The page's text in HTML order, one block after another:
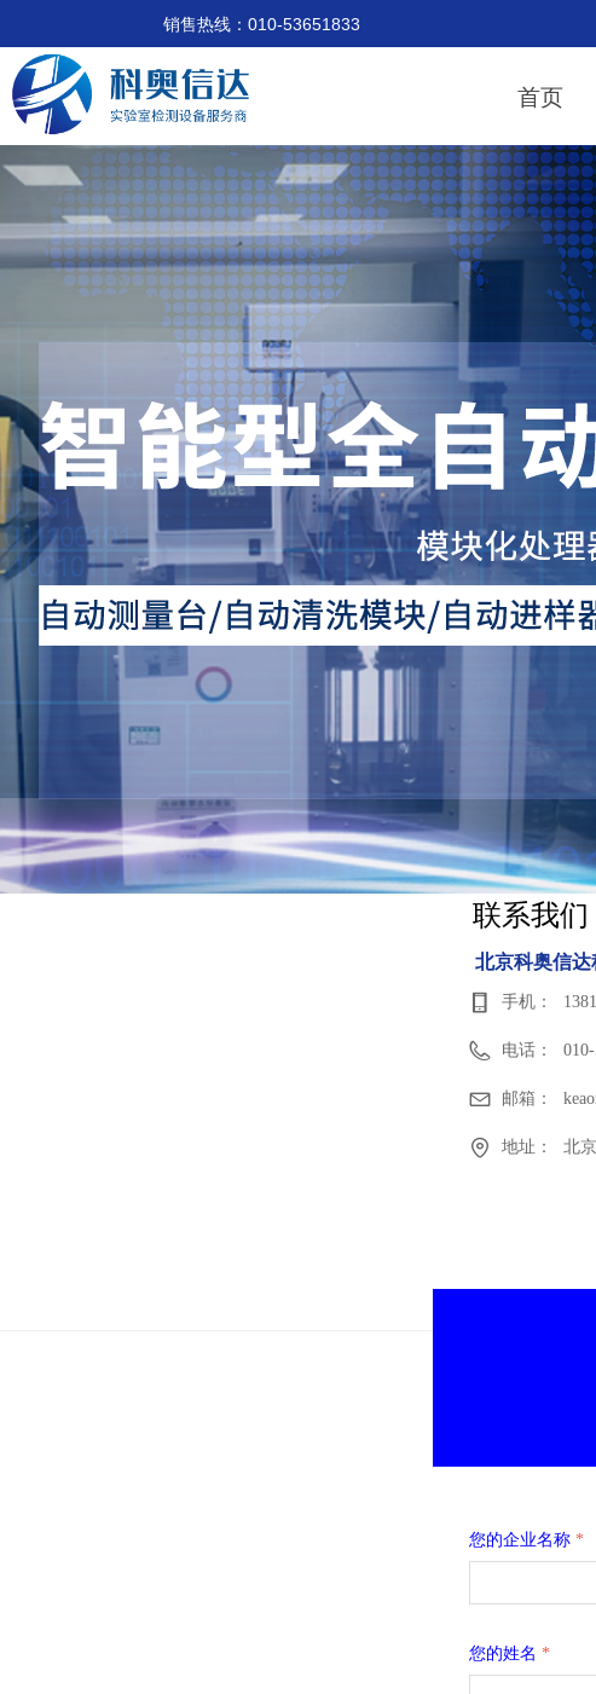
首页
销售热线：010-53651833 技术支
北京科奥信达
联系我们
手机：
电话：
邮箱：
地址： 北
您的企业名称 *
您的姓名 *